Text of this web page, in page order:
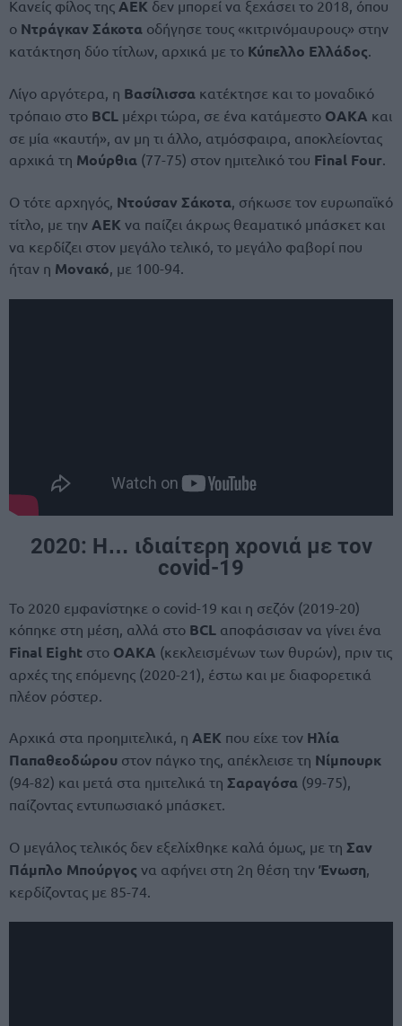
Κανείς φίλος της ΑΕΚ δεν μπορεί να ξεχάσει το 2018, όπου
ο Ντράγκαν Σάκοτα οδήγησε τους «κιτρινόμαυρους» στην
κατάκτηση δύο τίτλων, αρχικά με το Κύπελλο Ελλάδος
Λίγο αργότερα, η Βασίλισσα κατέκτησε και το μοναδικό
τρόπαιο στο BCL μέχρι τώρα, σε ένα κατάμεστο ΟΑΚΑ και
σε μία «καυτή», αν μη τι άλλο, ατμόσφαιρα, αποκλείοντας
αρχικά τη Μούρθια (77-75) στον ημιτελικό του Final Four
Ο τότε αρχηγός, Ντούσαν Σάκοτα, σήκωσε τον ευρωπαϊκό
τίτλο, με την ΑΕΚ να παίζει άκρως θεαματικό μπάσκετ και
να κερδίζει στον μεγάλο τελικό, το μεγάλο φαβορί που
ήταν η Μονακό, με 100-94.
2020: Η… ιδιαίτερη χρονιά με τον
covid-19
Το 2020 εμφανίστηκε ο covid-19 και η σεζόν (2019-20)
κόπηκε στη μέση, αλλά στο BCL αποφάσισαν να γίνει ένα
Final Eight στο ΟΑΚΑ (κεκλεισμένων των θυρών), πριν τις
αρχές της επόμενης (2020-21), έστω και με διαφορετικά
πλέον ρόστερ.
Αρχικά στα προημιτελικά, η ΑΕΚ που είχε τον Ηλία
Παπαθεοδώρου στον πάγκο της, απέκλεισε τη Νίμπουρκ
(94-82) και μετά στα ημιτελικά τη Σαραγόσα (99-75),
παίζοντας εντυπωσιακό μπάσκετ.
Ο μεγάλος τελικός δεν εξελίχθηκε καλά όμως, με τη Σαν
Πάμπλο Μπούργος να αφήνει στη 2η θέση την Ένωση
κερδίζοντας με 85-74.